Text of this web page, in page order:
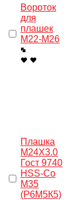
Вороток
для
плашек
М22-М26
Плашка
M24X3.0
Гост 9740
HSS-Co
M35
(Р6М5К5)